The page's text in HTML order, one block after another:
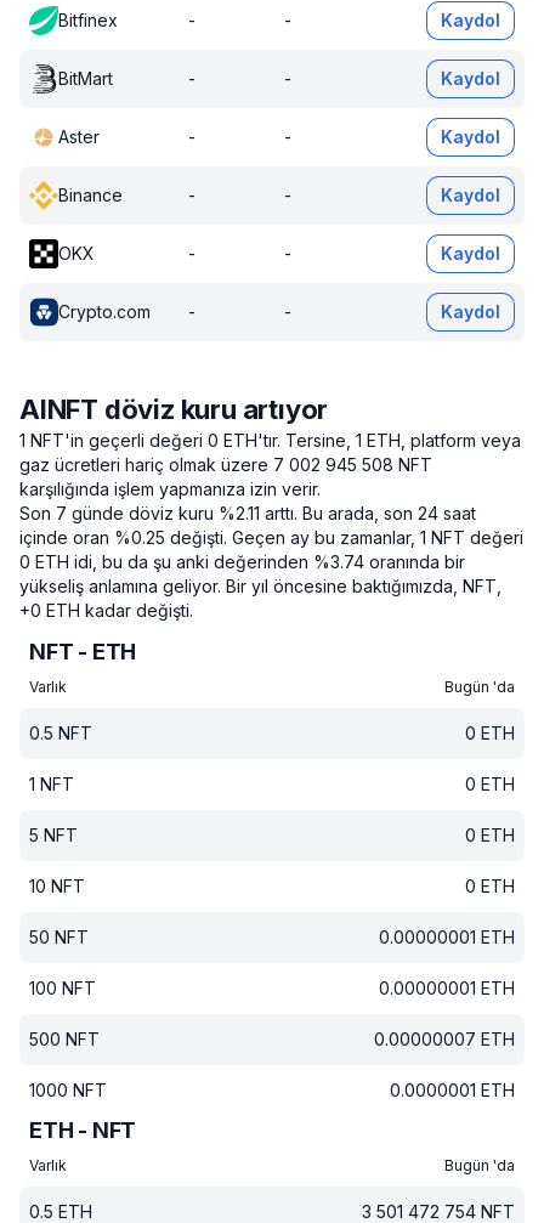
Bitfinex - - Kaydol
BitMart - - Kaydol
Aster - - Kaydol
Binance - - Kaydol
OKX - - Kaydol
Crypto.com - - Kaydol
AINFT döviz kuru artıyor
1 NFT'in geçerli değeri 0 ETH'tır. Tersine, 1 ETH, platform veya
gaz ücretleri hariç olmak üzere 7 002 945 508 NFT
karşılığında işlem yapmanıza izin verir.
Son 7 günde döviz kuru %2.11 arttı. Bu arada, son 24 saat
içinde oran %0.25 değişti. Geçen ay bu zamanlar, 1 NFT değeri
0 ETH idi, bu da şu anki değerinden %3.74 oranında bir
yükseliş anlamına geliyor. Bir yıl öncesine baktığımızda, NFT,
+0 ETH kadar değişti.
NFT - ETH
Varlık Bugün 'da
0.5 NFT 0 ETH
1 NFT 0 ETH
5 NFT 0 ETH
10 NFT 0 ETH
50 NFT 0.00000001 ETH
100 NFT 0.00000001 ETH
500 NFT 0.00000007 ETH
1000 NFT 0.0000001 ETH
ETH - NFT
Varlık Bugün 'da
0.5 ETH 3 501 472 754 NFT